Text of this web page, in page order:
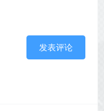
发表评论